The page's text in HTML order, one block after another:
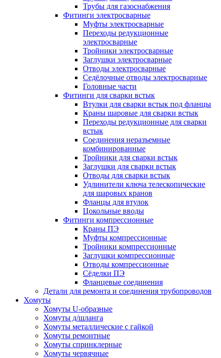
Трубы для газоснабжения
Фитинги электросварные
Муфты электросварные
Переходы редукционные
электросварные
Тройники электросварные
Заглушки электросварные
Отводы электросварные
Седёлочные отводы электросварные
Головные части
Фитинги для сварки встык
Втулки для сварки встык под фланцы
Краны шаровые для сварки встык
Переходы редукционные для сварки
встык
Соединения неразъемные
комбинированные
Тройники для сварки встык
Заглушки для сварки встык
Отводы для сварки встык
Удлинители ключа телескопические
для шаровых кранов
Фланцы для втулок
Цокольные вводы
Фитинги компрессионные
Краны ПЭ
Муфты компрессионные
Тройники компрессионные
Заглушки компрессионные
Отводы компрессионные
Сёделки ПЭ
Фланцевые соединения
Детали для ремонта и соединения трубопроводов
Хомуты
Хомуты U-образные
Хомуты д/шланга
Хомуты металлические с гайкой
Хомуты ремонтные
Хомуты спринклерные
Хомуты червячные